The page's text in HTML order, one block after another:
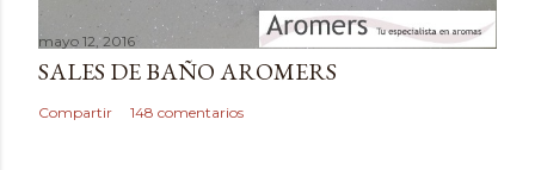
mayo 12, 2016
SALES DE BAÑO AROMERS
Compartir 148 comentarios